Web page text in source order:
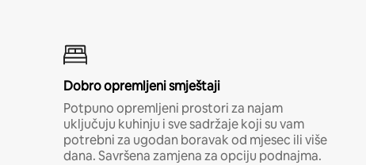
Dobro opremljeni smještaji
Potpuno opremljeni prostori za najam
uključuju kuhinju i sve sadržaje koji su vam
potrebni za ugodan boravak od mjesec ili više
dana. Savršena zamjena za opciju podnajma.